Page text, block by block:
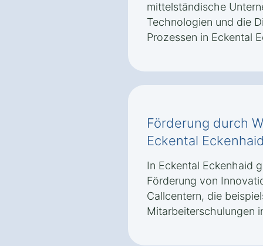
mittelständische
Technologien und die
Prozessen in Eckental
Förderung durch
Eckental
In Eckental Eckenhaid
Förderung von
Callcentern, die
Mitarbeiterschulungen